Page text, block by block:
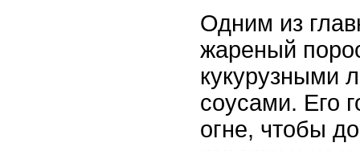
Одним из
жареный
кукурузными
соусами. Его
огне, чтобы